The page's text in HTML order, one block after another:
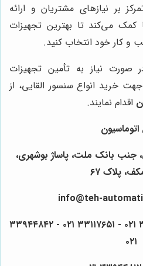
بر نیازهای مشتریان و ارائه
کمک می‌کند تا بهترین تجهیزات
و کار خود انتخاب کنید.
نیاز به تأمین تجهیزات
خرید انواع سنسور القایی، از
اقدام نمایند.
اتوماسیون
جنب بانک ملت، پاساژ بوشهری،
پلاک ۶۷
شماره های تماس : ۳۳۱۱۷۷۲۳ ۰۲۱ - ۳۳۱۱۷۶۵۱ ۰۲۱ - ۳۳۹۴۴۸۴۲
۰۲۱